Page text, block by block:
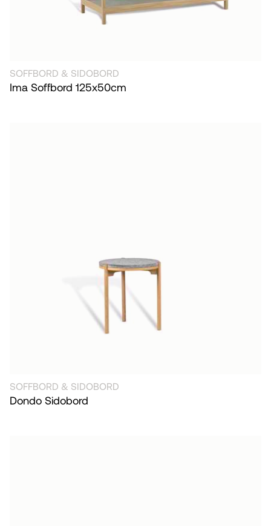
SOFFBORD & SIDOBORD
Ima Soffbord 125x50cm
SOFFBORD & SIDOBORD
Dondo Sidobord